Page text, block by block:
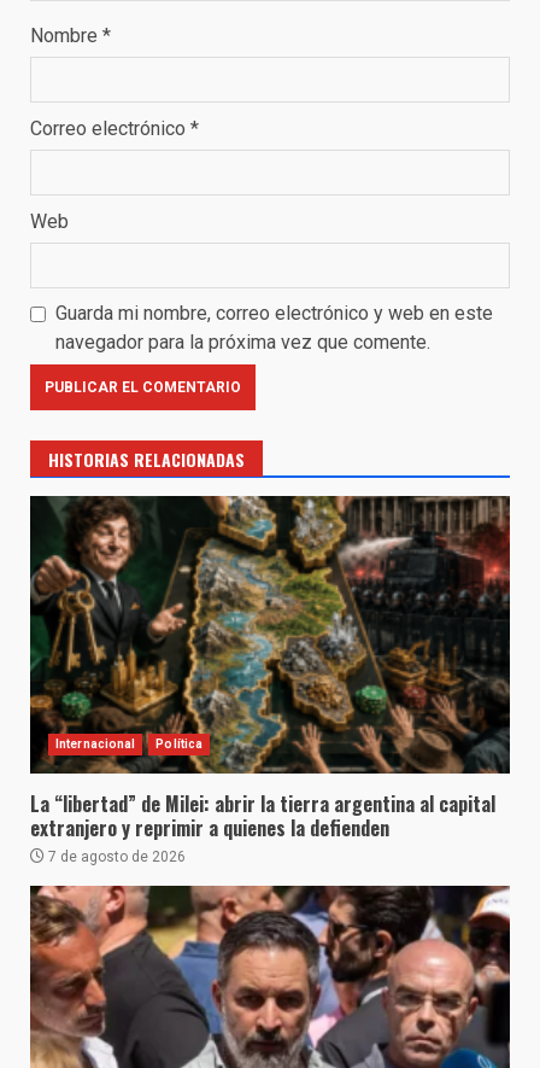
Nombre *
Correo electrónico *
Web
Guarda mi nombre, correo electrónico y web en este
navegador para la próxima vez que comente.
HISTORIAS RELACIONADAS
Internacional Política
La “libertad” de Milei: abrir la tierra argentina al capital
extranjero y reprimir a quienes la defienden
7 de agosto de 2026